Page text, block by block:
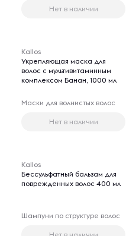
Нет в наличии
Kallos
Укрепляющая маска для
волос с мультивитаминным
комплексом Банан, 1000 мл
Маски для волнистых волос
Нет в наличии
Kallos
Бессульфатный бальзам для
поврежденных волос 400 мл
Шампуни по структуре волос